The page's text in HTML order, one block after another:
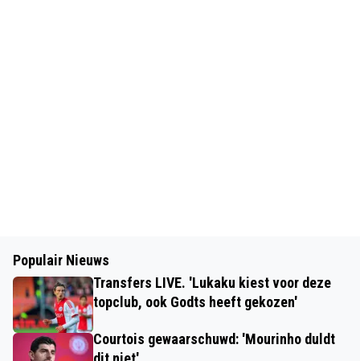
Populair Nieuws
Transfers LIVE. 'Lukaku kiest voor deze
topclub, ook Godts heeft gekozen'
Courtois gewaarschuwd: 'Mourinho duldt